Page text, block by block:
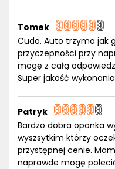
Tomek
Cudo. Auto trzyma jak
przyczepności przy
mogę z całą
Super jakość
Patryk
Bardzo dobra oponka
wyszsytkim którzy
przystępnej cenie.
naprawde mogę